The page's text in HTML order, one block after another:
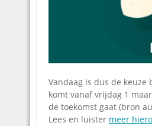
Vandaag is dus de keuze
komt vanaf vrijdag 1
de toekomst gaat (bron
Lees en luister meer